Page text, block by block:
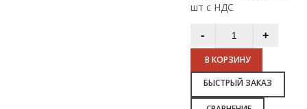
шт с НДС
В КОРЗИНУ
БЫСТРЫЙ ЗАКАЗ